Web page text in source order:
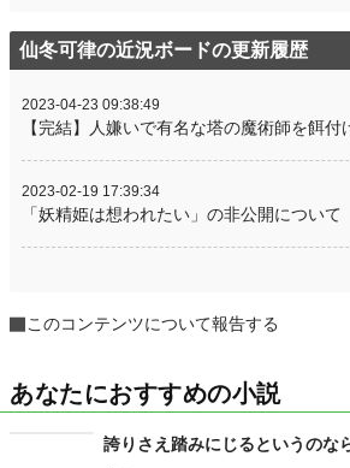
仙冬可律の近況ボードの更新履歴
2023-04-23 09:38:49
【完結】人嫌いで有名な塔の魔術師を餌付
2023-02-19 17:39:34
「妖精姫は想われたい」の非公開について
このコンテンツについて報告する
あなたにおすすめの小説
誇りさえ踏みにじるというのな